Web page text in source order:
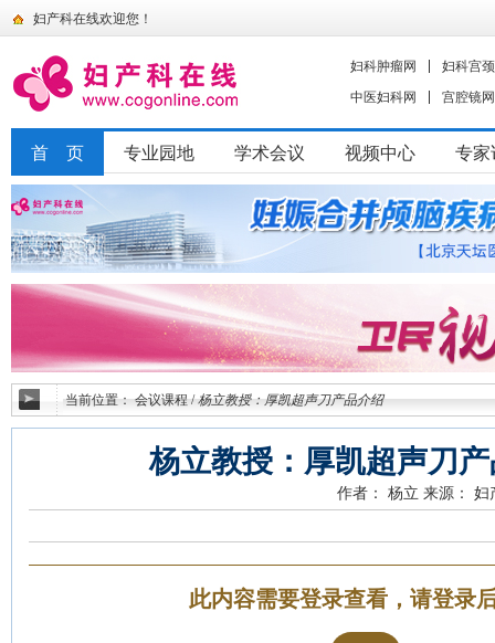
妇产科在线欢迎您！
妇科肿瘤网
妇科宫
中医妇科网
宫腔镜网
首 页 专业园地 学术会议 视频中心 专家
当前位置：会议课程 / 杨立教授：厚凯超声刀产品介绍
杨立教授：厚凯超声刀
作者： 杨立 来源： 妇
此内容需要登录查看，请登录